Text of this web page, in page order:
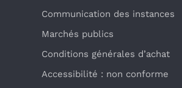
Communication des instances
Marchés publics
Conditions générales d’achat
Accessibilité : non conforme